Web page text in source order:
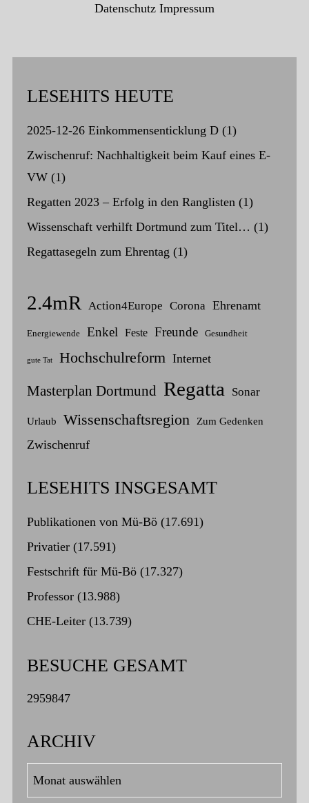
Datenschutz Impressum
LESEHITS HEUTE
2025-12-26 Einkommensenticklung D (1)
Zwischenruf: Nachhaltigkeit beim Kauf eines E-
VW (1)
Regatten 2023 – Erfolg in den Ranglisten (1)
Wissenschaft verhilft Dortmund zum Titel… (1)
Regattasegeln zum Ehrentag (1)
2.4mR Action4Europe Corona Ehrenamt
Energiewende Enkel Feste Freunde Gesundheit
gute Tat Hochschulreform Internet
Masterplan Dortmund Regatta Sonar
Urlaub Wissenschaftsregion Zum Gedenken
Zwischenruf
LESEHITS INSGESAMT
Publikationen von Mü-Bö (17.691)
Privatier (17.591)
Festschrift für Mü-Bö (17.327)
Professor (13.988)
CHE-Leiter (13.739)
BESUCHE GESAMT
2959847
ARCHIV
Archiv